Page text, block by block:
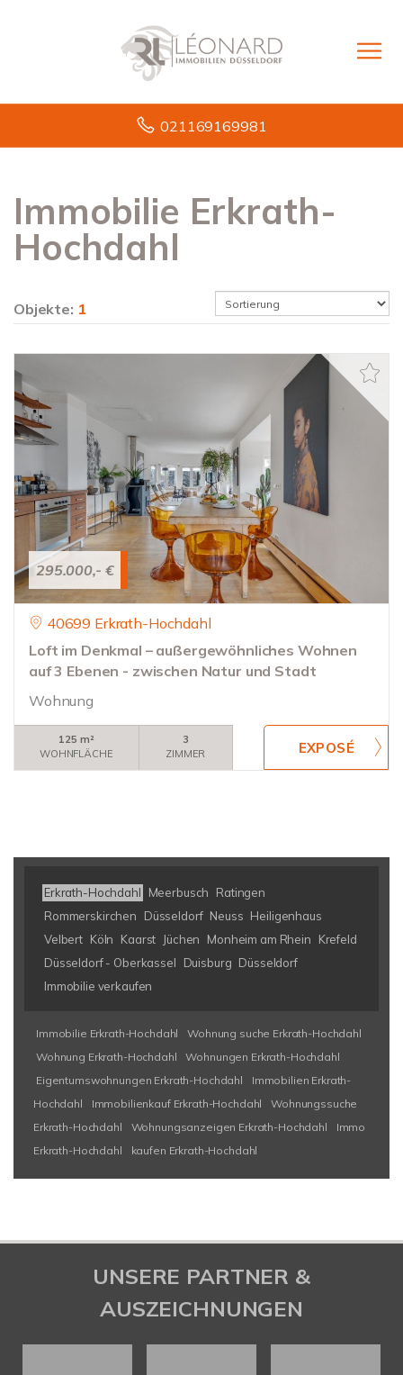
021169169981
Immobilie Erkrath-
Hochdahl
Objekte: 1
295.000,- €
40699 Erkrath-Hochdahl
Loft im Denkmal – außergewöhnliches Wohnen
auf 3 Ebenen - zwischen Natur und Stadt
Wohnung
125 m²
WOHNFLÄCHE
3
ZIMMER
Erkrath-Hochdahl Meerbusch
Ratingen
Rommerskirchen
Düsseldorf Neuss Heiligenhaus
Velbert Köln Kaarst Jüchen Monheim am Rhein
Krefeld
Düsseldorf - Oberkassel
Duisburg Düsseldorf
Immobilie verkaufen
Immobilie Erkrath-Hochdahl
Wohnung suche Erkrath-Hochdahl
Wohnung Erkrath-Hochdahl
Wohnungen Erkrath-Hochdahl
Eigentumswohnungen Erkrath-Hochdahl
Immobilien Erkrath-
Hochdahl
Immobilienkauf Erkrath-Hochdahl
Wohnungssuche
Erkrath-Hochdahl
Wohnungsanzeigen Erkrath-Hochdahl
Immo
Erkrath-Hochdahl
kaufen Erkrath-Hochdahl
UNSERE PARTNER &
AUSZEICHNUNGEN